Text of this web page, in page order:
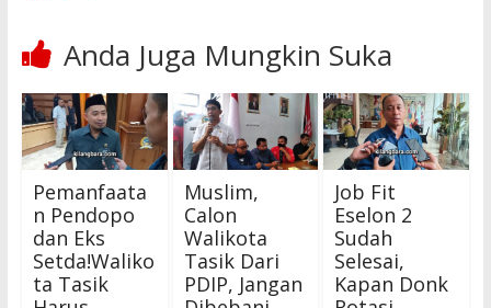
Anda Juga Mungkin Suka
Pemanfaata
n Pendopo
dan Eks
Setda!Waliko
ta Tasik
Muslim,
Calon
Walikota
Tasik Dari
PDIP, Jangan
Job Fit
Eselon 2
Sudah
Selesai,
Kapan Donk